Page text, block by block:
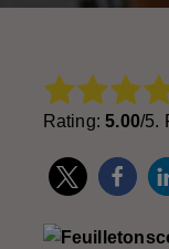
Rate this item:
Rating:5.00/5.